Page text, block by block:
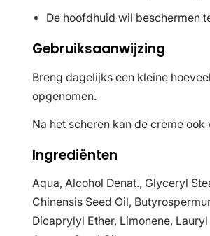
De hoofdhuid wil beschermen
Gebruiksaanwijzing
Breng dagelijks een kleine
opgenomen.
Na het scheren kan de crème
Ingrediënten
Aqua, Alcohol Denat., Glyceryl
Chinensis Seed Oil,
Dicaprylyl Ether, Limonene,